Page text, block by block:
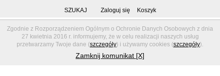
Zgodnie z Rozporządzeniem Ogólnym o Ochronie Danych Osobowych z dnia
27 kwietnia 2016 r. informujemy, że w celu realizacji naszych usług
przetwarzamy Twoje dane (szczegóły) i używamy cookies (szczegóły).
Zamknij komunikat [X]
SZUKAJ Zaloguj się Koszyk